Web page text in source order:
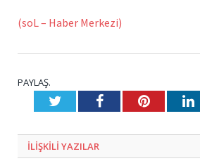
(soL – Haber Merkezi)
PAYLAŞ.
TwitterFacebookPinterest
ILIŞKILI YAZILAR